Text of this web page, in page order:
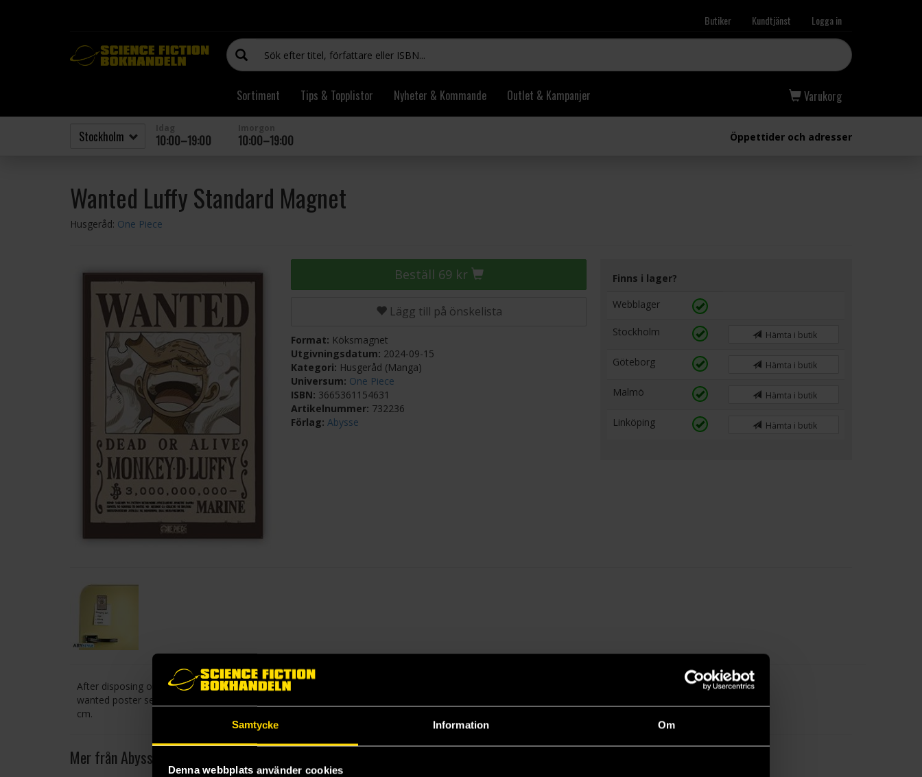
Samtycke Information Om
Denna webbplats använder cookies
Butiker Kundtjänst Logga in
Sortiment Tips & Topplistor Nyheter & Kommande Outlet & Kampanjer Varukorg
10:00–19:00 10:00–19:00 Öppettider och adresser
Wanted Luffy Standard Magnet
Husgeråd: One Piece
Beställ 69 kr
Lägg till på önskelista
Format: Köksmagnet
Utgivningsdatum: 2024-09-15
Kategori: Husgeråd (Manga)
Universum: One Piece
ISBN: 3665361154631
Artikelnummer: 732236
Förlag:Abysse
Finns i lager?
Webblager
Stockholm Hämta i butik
Göteborg Hämta i butik
Malmö Hämta i butik
Linköping Hämta i butik
After disposing of the terrible Emperor Kaido who ruled the kingdom of Wano, Luffy has reached a staggering bounty on his new
wanted poster sent by the Marine!Luffy is the right man to defend your fridge with this One Piece magnet. Dimensions : 5,5 x 8
cm.
Mer från Abysse